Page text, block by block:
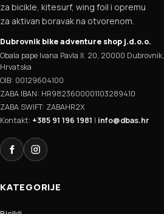
za bicikle, kitesurf, wing foil i opremu
za aktivan boravak na otvorenom.
Dubrovnik bike adventure shop j.d.o.o.
Obala pape Ivana Pavla II. 20, 20000 Dubrovnik,
Hrvatska
OIB: 00129604100
ZABA IBAN: HR9823600001103289410
ZABA SWIFT: ZABAHR2X
Kontakt: +385 91 196 1981 | info@dbas.hr
FacebookInstagram
KATEGORIJE